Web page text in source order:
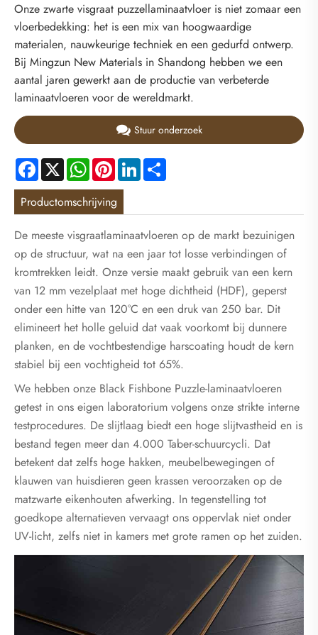
Onze zwarte visgraat puzzellaminaatvloer is niet zomaar een
vloerbedekking: het is een mix van hoogwaardige
materialen, nauwkeurige techniek en een gedurfd ontwerp.
Bij Mingzun New Materials in Shandong hebben we een
aantal jaren gewerkt aan de productie van verbeterde
laminaatvloeren voor de wereldmarkt.
Stuur onderzoek
Facebook
X WhatsApp
PinterestLinkedIn
Productomschrijving
De meeste visgraatlaminaatvloeren op de markt bezuinigen
op de structuur, wat na een jaar tot losse verbindingen of
kromtrekken leidt. Onze versie maakt gebruik van een kern
van 12 mm vezelplaat met hoge dichtheid (HDF), geperst
onder een hitte van 120°C en een druk van 250 bar. Dit
elimineert het holle geluid dat vaak voorkomt bij dunnere
planken, en de vochtbestendige harscoating houdt de kern
stabiel bij een vochtigheid tot 65%.
We hebben onze Black Fishbone Puzzle-laminaatvloeren
getest in ons eigen laboratorium volgens onze strikte interne
testprocedures. De slijtlaag biedt een hoge slijtvastheid en is
bestand tegen meer dan 4.000 Taber-schuurcycli. Dat
betekent dat zelfs hoge hakken, meubelbewegingen of
klauwen van huisdieren geen krassen veroorzaken op de
matzwarte eikenhouten afwerking. In tegenstelling tot
goedkope alternatieven vervaagt ons oppervlak niet onder
UV-licht, zelfs niet in kamers met grote ramen op het zuiden.